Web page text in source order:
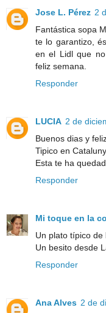
Jose L. Pérez 2
Fantástica sopa
te lo garantizo,
en el Lidl que
feliz semana.
Responder
LUCIA 2 de
Buenos dias y
Tipico en
Esta te ha
Responder
Mi toque en la
Un plato típico de
Un besito desde
Responder
Ana Alves 2 de